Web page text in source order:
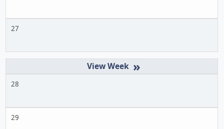
27
»
28
29